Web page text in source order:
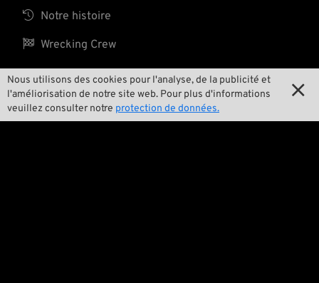
Nous utilisons des cookies pour l'analyse, de la publicité et
l'améliorisation de notre site web. Pour plus d'informations
veuillez consulter notre protection de données.

 Notre histoire
 Wrecking Crew
Pan-O-Rama